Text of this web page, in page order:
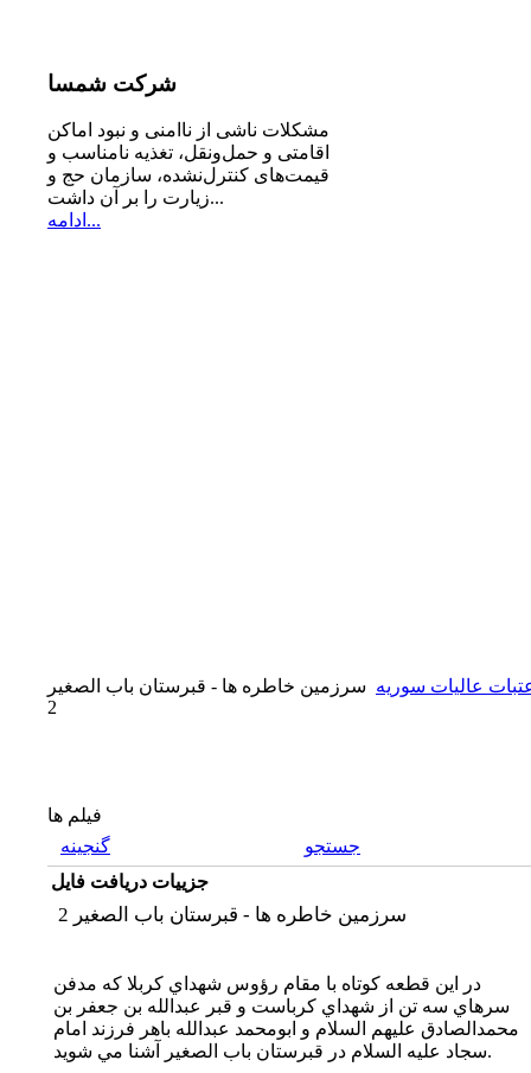
شرکت شمسا
مشكلات ناشی از ناامنی و نبود اماكن
اقامتی و حمل‌ونقل، تغذیه‌ نامناسب و
قیمت‌های كنترل‌نشده، سازمان حج و
زیارت را بر آن داشت...
ادامه...
عاليات سوريه سرزمين خاطره ها - قبرستان باب الصغير
2
فیلم ها
گنجینه
جستجو
جزییات دریافت فایل
در اين قطعه كوتاه با مقام رؤوس شهداي كربلا كه مدفن
سرهاي سه تن از شهداي كرباست و قبر عبدالله بن جعفر بن
محمدالصادق عليهم السلام و ابومحمد عبدالله باهر فرزند امام
سجاد عليه السلام در قبرستان باب الصغير آشنا مي شويد.